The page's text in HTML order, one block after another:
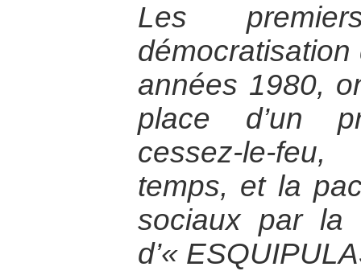
Les
années 1980,
place d’un
cessez-le-
temps, et la
sociaux par la
d’«